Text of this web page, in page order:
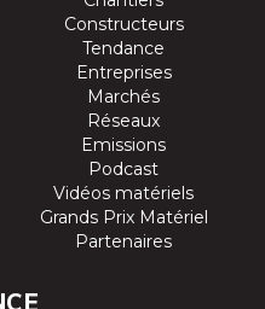
Constructeurs
Tendance
Entreprises
Marchés
Réseaux
Emissions
Podcast
Vidéos matériels
Grands Prix Matériel
Partenaires